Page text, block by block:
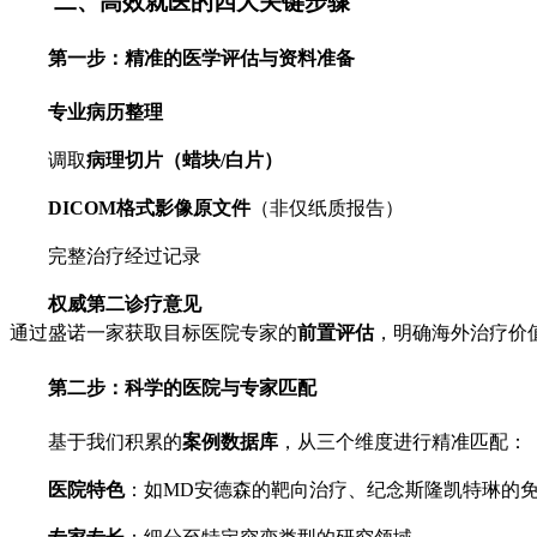
第一步：精准的医学评估与资料准备
专业病历整理
调取病理切片（蜡块/白片）
DICOM格式影像原文件（非仅纸质报告）
完整治疗经过记录
权威第二诊疗意见
通过盛诺一家获取目标医院专家的前置评估，明确海外治疗价
第二步：科学的医院与专家匹配
基于我们积累的案例数据库 ，从三个维度进行精准匹配：
医院特色：如MD安德森的靶向治疗、纪念斯隆凯特琳的